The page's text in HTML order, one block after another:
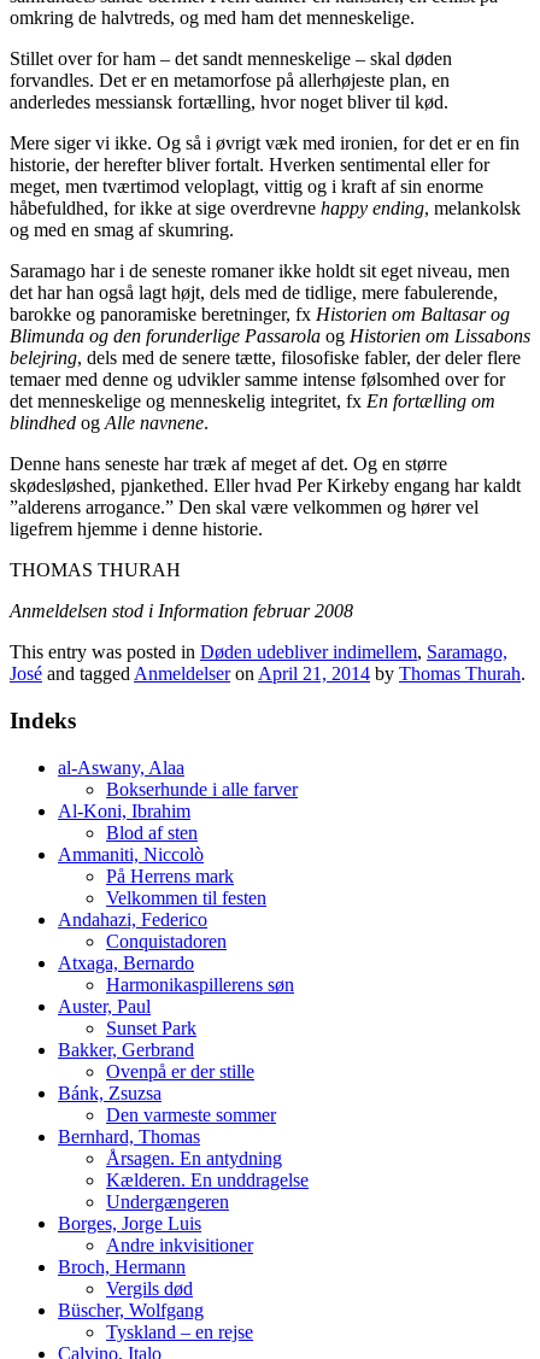
omkring de halvtreds, og med ham det menneskelige.
Stillet over for ham – det sandt menneskelige – skal døden
forvandles. Det er en metamorfose på allerhøjeste plan, en
anderledes messiansk fortælling, hvor noget bliver til kød.
Mere siger vi ikke. Og så i øvrigt væk med ironien, for det er en fin
historie, der herefter bliver fortalt. Hverken sentimental eller for
meget, men tværtimod veloplagt, vittig og i kraft af sin enorme
håbefuldhed, for ikke at sige overdrevne happy ending, melankolsk
og med en smag af skumring.
Saramago har i de seneste romaner ikke holdt sit eget niveau, men
det har han også lagt højt, dels med de tidlige, mere fabulerende,
barokke og panoramiske beretninger, fx Historien om Baltasar og
Blimunda og den forunderlige Passarola og Historien om Lissabons
belejring, dels med de senere tætte, filosofiske fabler, der deler flere
temaer med denne og udvikler samme intense følsomhed over for
det menneskelige og menneskelig integritet, fx En fortælling om
blindhed og Alle navnene.
Denne hans seneste har træk af meget af det. Og en større
skødesløshed, pjankethed. Eller hvad Per Kirkeby engang har kaldt
”alderens arrogance.” Den skal være velkommen og hører vel
ligefrem hjemme i denne historie.
THOMAS THURAH
Anmeldelsen stod i Information februar 2008
This entry was posted in Døden udebliver indimellem, Saramago,
José and tagged Anmeldelseron April 21, 2014 by Thomas Thurah.
Indeks
al-Aswany, Alaa
Bokserhunde i alle farver
Al-Koni, Ibrahim
Blod af sten
Ammaniti, Niccolò
På Herrens mark
Velkommen til festen
Andahazi, Federico
Conquistadoren
Atxaga, Bernardo
Harmonikaspillerens søn
Auster, Paul
Sunset Park
Bakker, Gerbrand
Ovenpå er der stille
Bánk, Zsuzsa
Den varmeste sommer
Bernhard, Thomas
Årsagen. En antydning
Kælderen. En unddragelse
Undergængeren
Borges, Jorge Luis
Andre inkvisitioner
Broch, Hermann
Vergils død
Büscher, Wolfgang
Tyskland – en rejse
Calvino, Italo